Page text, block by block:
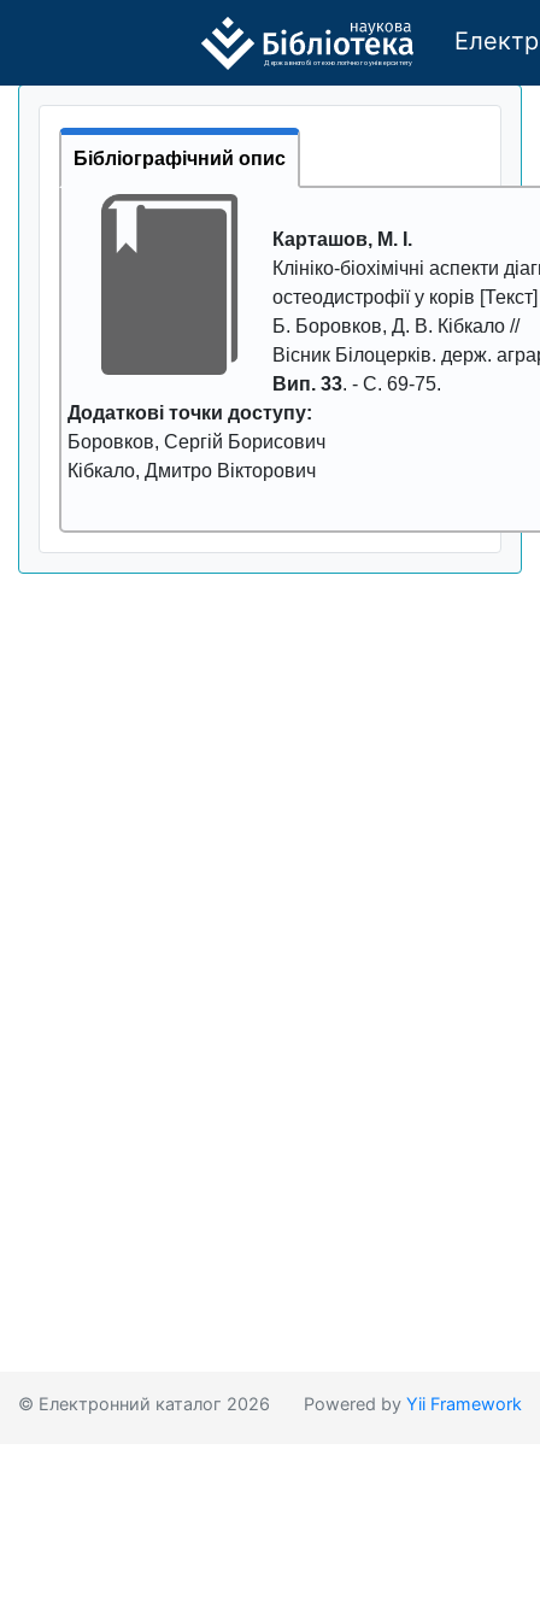
Державного бі отехно логічно го універси тету
Бібліографічний опис
Карташов, М. І.
Клініко-біохімічні аспекти
остеодистрофії у корів
Б. Боровков, Д. В. Кібкало //
Вісник Білоцерків. держ.
Вип. 33. - С. 69-75.
Додаткові точки доступу:
Боровков, Сергій Борисович
Кібкало, Дмитро Вікторович
© Електронний каталог 2026 Powered by Yii Framework